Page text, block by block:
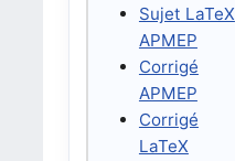
Sujet LaTeX
APMEP
Corrigé
APMEP
Corrigé
LaTeX